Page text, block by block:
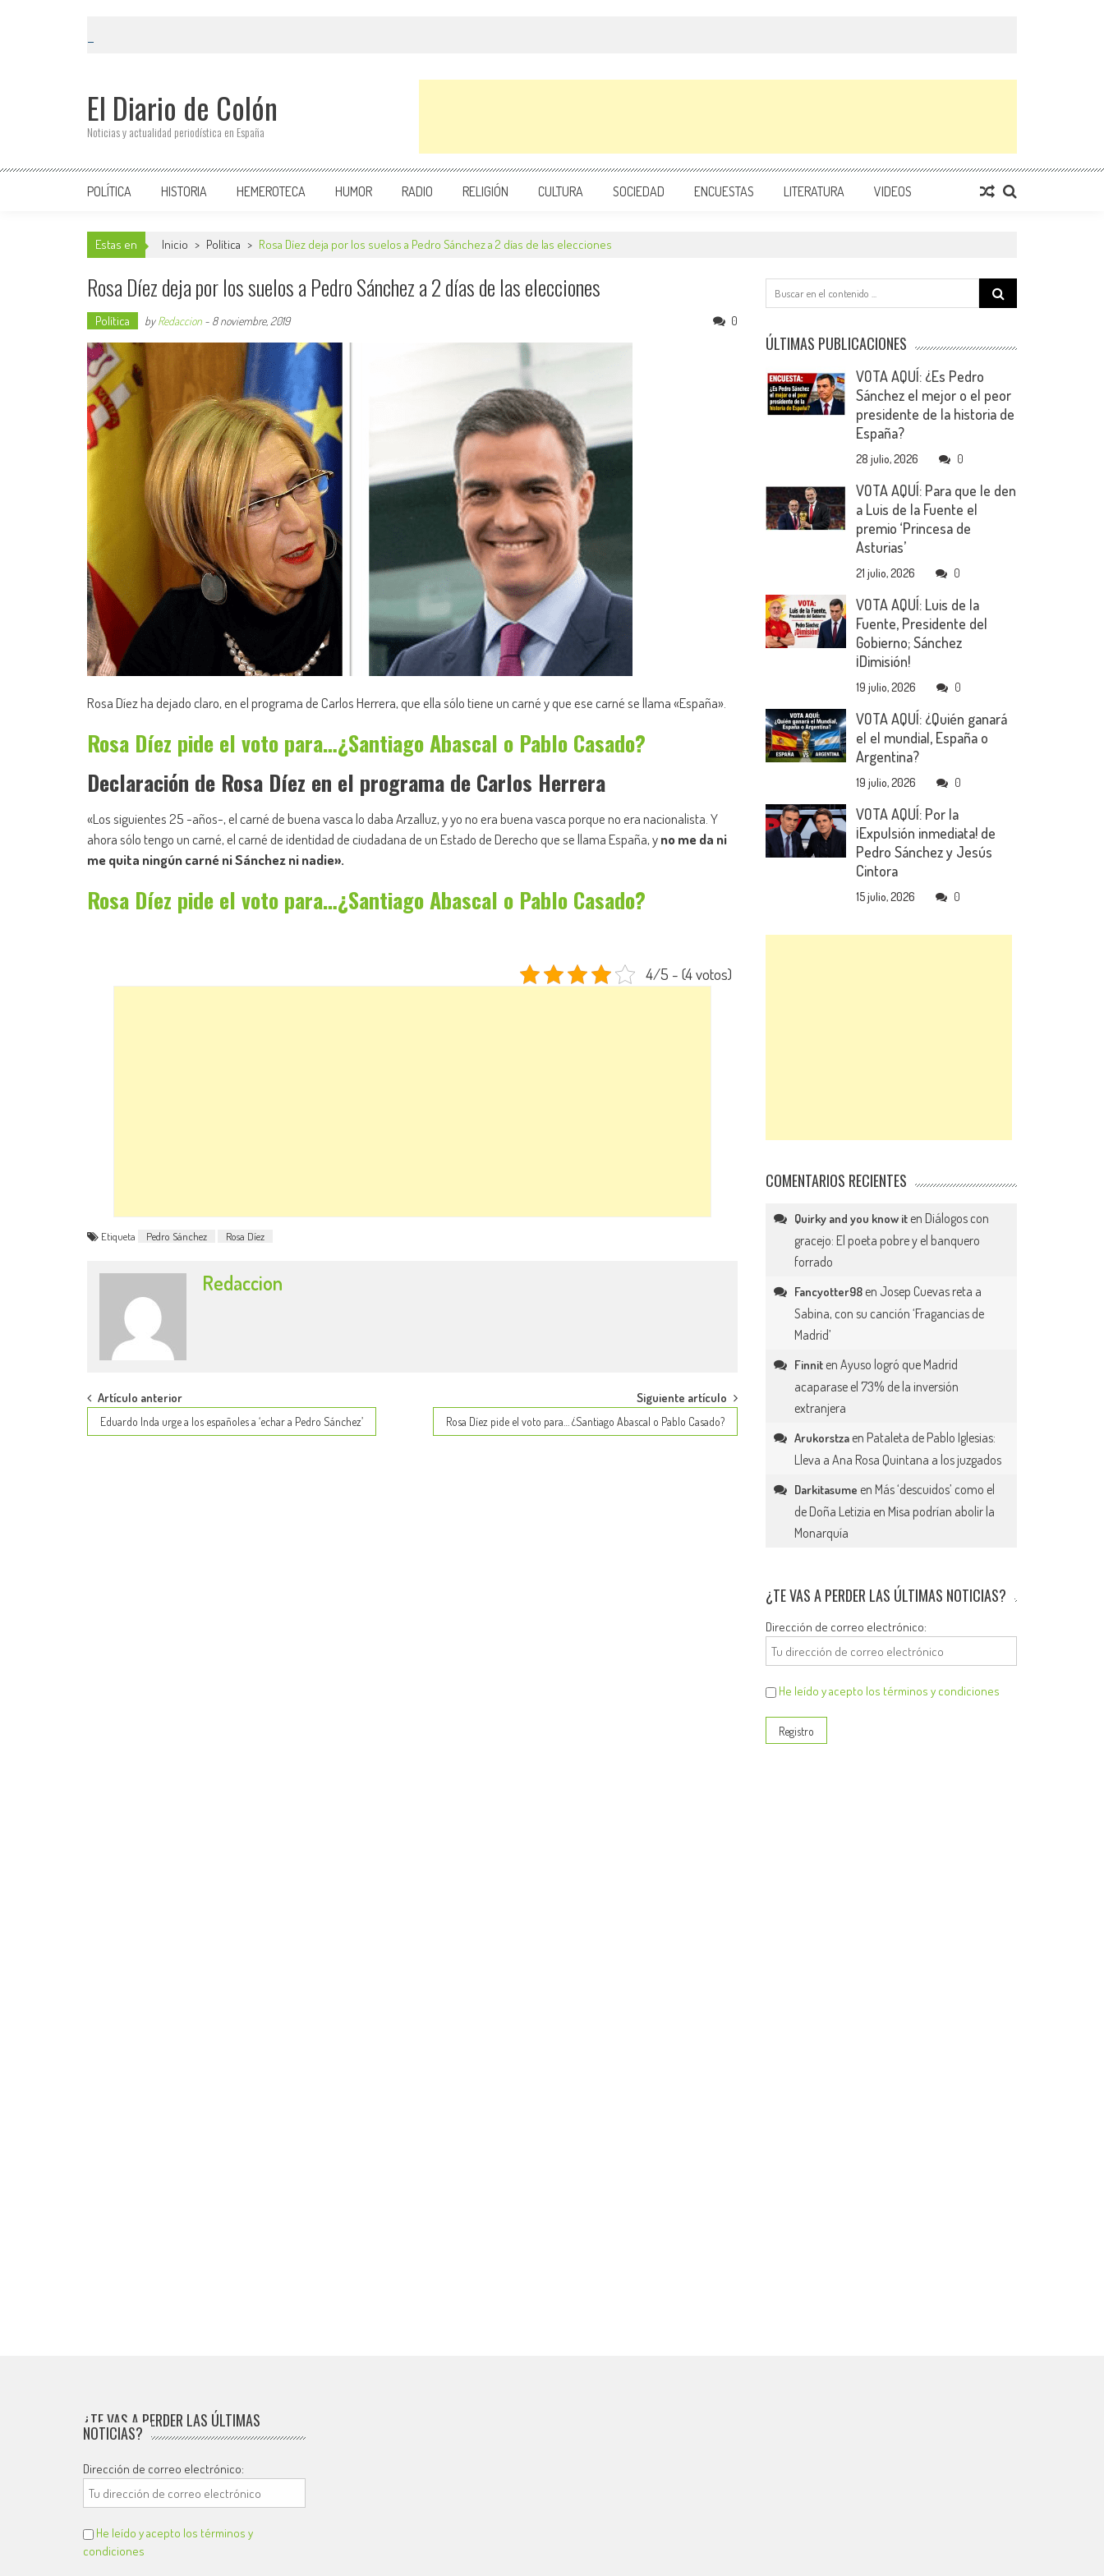
El Diario de Colón
Noticias y actualidad periodística en España
POLÍTICA HISTORIA HEMEROTECA HUMOR RADIO RELIGIÓN CULTURA SOCIEDAD ENCUESTAS LITERATURA VIDEOS
Estas en Inicio > Política > Rosa Díez deja por los suelos a Pedro Sánchez a 2 días de las elecciones
Rosa Díez deja por los suelos a Pedro Sánchez a 2 días de las elecciones
Política byRedaccion - 8 noviembre, 2019 0
Rosa Díez ha dejado claro, en el programa de Carlos Herrera, que ella sólo tiene un carné y que ese carné se llama «España».
Rosa Díez pide el voto para…¿Santiago Abascal o Pablo Casado?
Declaración de Rosa Díez en el programa de Carlos Herrera
«Los siguientes 25 -años-, el carné de buena vasca lo daba Arzalluz, y yo no era buena vasca porque no era nacionalista. Y
ahora sólo tengo un carné, el carné de identidad de ciudadana de un Estado de Derecho que se llama España, yno me da ni
me quita ningún carné ni Sánchez ni nadie».
Rosa Díez pide el voto para…¿Santiago Abascal o Pablo Casado?
4/5 - (4 votos)
Etiqueta Pedro Sánchez Rosa Díez
Redaccion
Post
navigation
Artículo anterior
Eduardo Inda urge a los españoles a ‘echar a Pedro Sánchez’
Siguiente artículo
Rosa Díez pide el voto para… ¿Santiago Abascal o Pablo Casado?
Search
for:
ÚLTIMAS PUBLICACIONES
VOTA AQUÍ: ¿Es Pedro
Sánchez el mejor o el peor
presidente de la historia de
España?
28 julio, 2026 0
VOTA AQUÍ: Para que le den
a Luis de la Fuente el
premio ‘Princesa de
Asturias’
21 julio, 2026 0
VOTA AQUÍ: Luis de la
Fuente, Presidente del
Gobierno; Sánchez
¡Dimisión!
19 julio, 2026 0
VOTA AQUÍ: ¿Quién ganará
el el mundial, España o
Argentina?
19 julio, 2026 0
VOTA AQUÍ: Por la
¡Expulsión inmediata! de
Pedro Sánchez y Jesús
Cintora
15 julio, 2026 0
COMENTARIOS RECIENTES
Quirky and you know it en Diálogos con
gracejo: El poeta pobre y el banquero
forrado
Fancyotter98 en Josep Cuevas reta a
Sabina, con su canción ‘Fragancias de
Madrid’
Finnit enAyuso logró que Madrid
acaparase el 73% de la inversión
extranjera
Arukorstza en Pataleta de Pablo Iglesias:
Lleva a Ana Rosa Quintana a los juzgados
Darkitasume en Más ‘descuidos’ como el
de Doña Letizia en Misa podrían abolir la
Monarquía
¿TE VAS A PERDER LAS ÚLTIMAS NOTICIAS?
Dirección de correo electrónico:
He leído y acepto los términos y condiciones
¿TE VAS A PERDER LAS ÚLTIMAS
NOTICIAS?
Dirección de correo electrónico:
He leído y acepto los términos y
condiciones